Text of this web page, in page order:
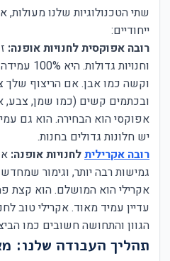
שתי הטכנולוגיות שלנו מעולות,
ייחודיים:
רובה אפוקסית לחנויות אופנה:
וחנויות
וקשה כמו אבן. אם הריצוף שלך
ובכתמים קשים (כמו שמן, צבע,
אפוקסי הוא הבחירה. הוא גם
יש חלונות גדולים בחנות.
רובה אקריליתלחנויות אופנה:
גמישות רבה יותר, וגימור
אקרילי הוא המושלם. הוא קצת
עדיין עמיד מאוד. אקרילי טוב
הגוון והתחושה חשובים כמו
תהליך העבודה שלנו: